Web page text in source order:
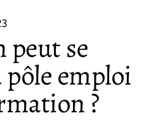
peut se
emploi
?